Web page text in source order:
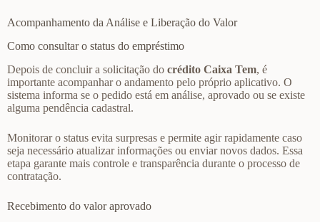
Acompanhamento da Análise e Liberação do Valor
Como consultar o status do empréstimo
Depois de concluir a solicitação do crédito Caixa Tem, é
importante acompanhar o andamento pelo próprio aplicativo. O
sistema informa se o pedido está em análise, aprovado ou se existe
alguma pendência cadastral.
Monitorar o status evita surpresas e permite agir rapidamente caso
seja necessário atualizar informações ou enviar novos dados. Essa
etapa garante mais controle e transparência durante o processo de
contratação.
Recebimento do valor aprovado